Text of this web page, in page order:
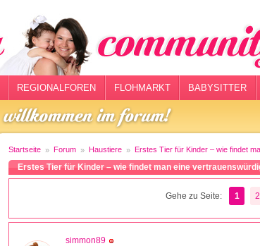
REGIONALFOREN FLOHMARKT BABYSITTER
Startseite Forum Haustiere Erstes Tier für Kinder – wie findet
Erstes Tier für Kinder – wie findet man eine
Gehe zu Seite: 1 2
simmon89